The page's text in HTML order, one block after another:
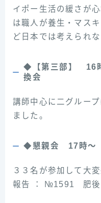
イポー生活の緩さが
は職人が養生・マス
ど日本では考えられ
◆【第三部】 16
換会
講師中心に二グルー
ました。
◆懇親会 17時～
３３名が参加して大
報告 ： №1591 肥後